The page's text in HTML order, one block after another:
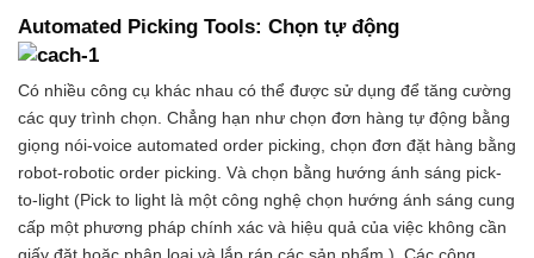
Automated Picking Tools: Chọn tự động
Có nhiều công cụ khác nhau có thể được sử dụng để tăng cường
các quy trình chọn. Chẳng hạn như chọn đơn hàng tự động bằng
giọng nói-voice automated order picking, chọn đơn đặt hàng bằng
robot-robotic order picking. Và chọn bằng hướng ánh sáng pick-
to-light (Pick to light là một công nghệ chọn hướng ánh sáng cung
cấp một phương pháp chính xác và hiệu quả của việc không cần